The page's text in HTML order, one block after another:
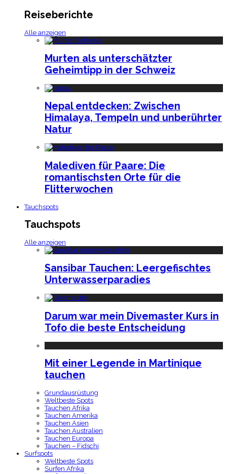
Reiseberichte
Alle anzeigen
Murten als unterschätzter
Geheimtipp in der Schweiz
Nepal entdecken: Zwischen
Himalaya, Tempeln und unberührter
Natur
Malediven für Paare: Die
romantischsten Orte für die
Flitterwochen
Tauchspots
Tauchspots
Alle anzeigen
Sansibar Tauchen: Leergefischtes
Unterwasserparadies
Darum war mein Divemaster Kurs in
Tofo die beste Entscheidung
Mit einer Legende in Martinique
tauchen
Grundausrüstung
Weltbeste Spots
Tauchen Afrika
Tauchen Amerika
Tauchen Asien
Tauchen Australien
Tauchen Europa
Tauchen – Fidschi
Surfspots
Weltbeste Spots
Surfen Afrika